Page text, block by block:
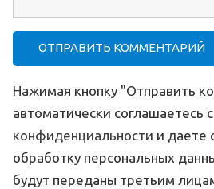
Нажимая кнопку "Отправить
автоматически соглашаетесь с
конфиденциальности и даете
обработку персональных
будут переданы третьим